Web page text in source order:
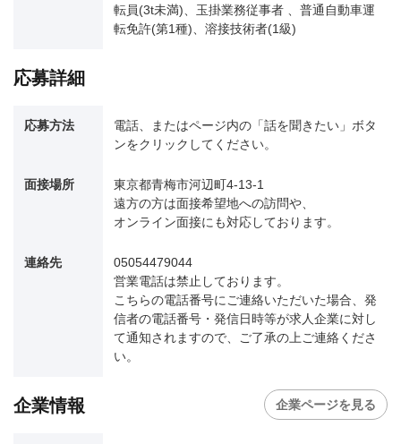
転員(3t未満)、玉掛業務従事者 、普通自動車運
転免許(第1種)、溶接技術者(1級)
応募詳細
応募方法
電話、またはページ内の「話を聞きたい」ボタ
ンをクリックしてください。
面接場所
東京都青梅市河辺町4-13-1
遠方の方は面接希望地への訪問や、
オンライン面接にも対応しております。
連絡先
05054479044
営業電話は禁止しております。
こちらの電話番号にご連絡いただいた場合、発
信者の電話番号・発信日時等が求人企業に対し
て通知されますので、ご了承の上ご連絡くださ
い。
企業情報 企業ページを見る